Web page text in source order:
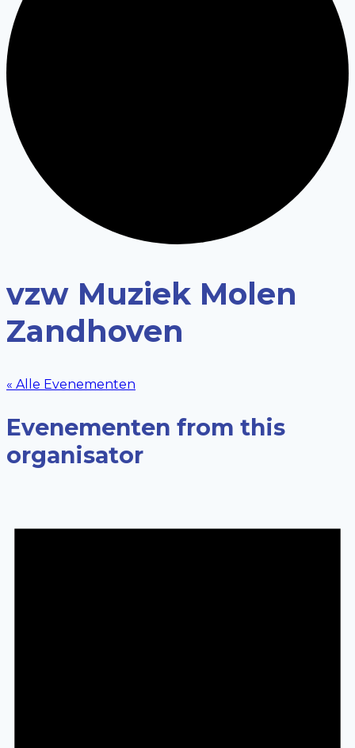
vzw Muziek Molen
Zandhoven
« Alle Evenementen
Evenementen from this
organisator